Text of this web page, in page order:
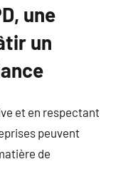
une
un
et en respectant
peuvent
de